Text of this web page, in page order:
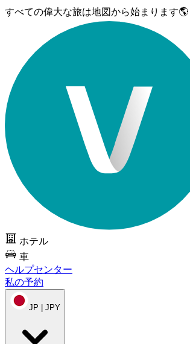
すべての偉大な旅は地図から始まります🌎
ホテル
車
ヘルプセンター
私の予約
JP | JPY